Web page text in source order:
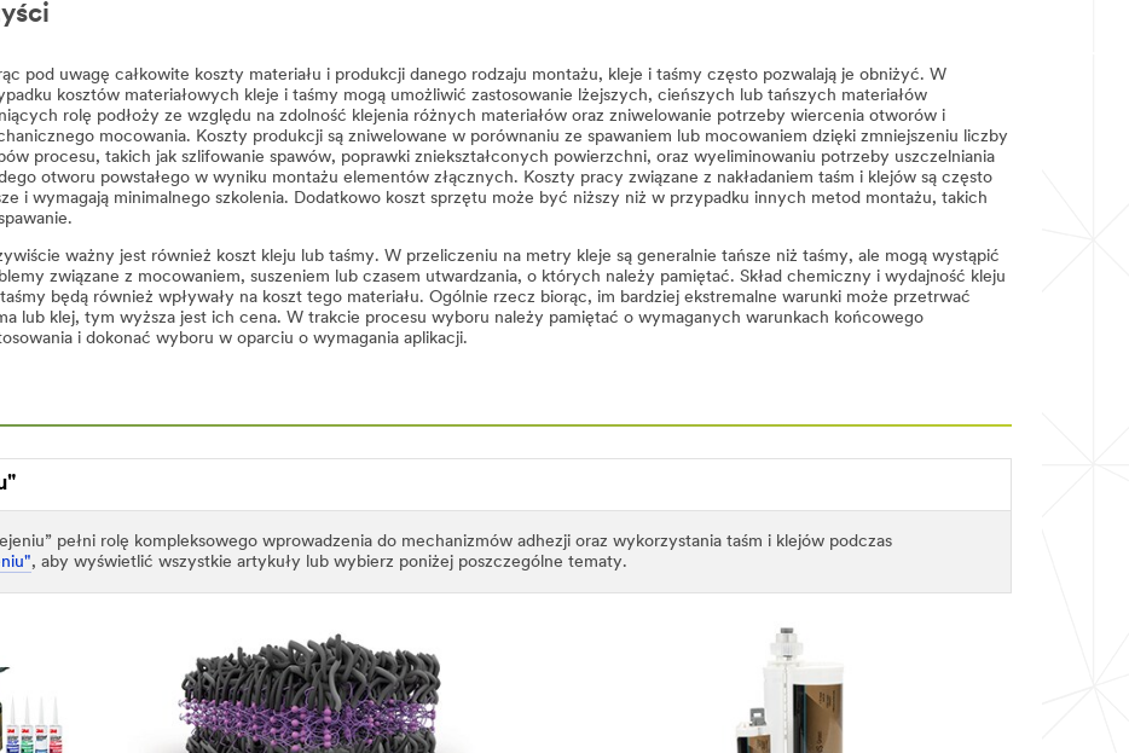
pod uwagę całkowite koszty materiału i produkcji danego rodzaju montażu, kleje i taśmy często pozwalają je obniżyć. W
kosztów materiałowych kleje i taśmy mogą umożliwić zastosowanie lżejszych, cieńszych lub tańszych materiałów
rolę podłoży ze względu na zdolność klejenia różnych materiałów oraz zniwelowanie potrzeby wiercenia otworów i
mocowania. Koszty produkcji są zniwelowane w porównaniu ze spawaniem lub mocowaniem dzięki zmniejszeniu liczby
procesu, takich jak szlifowanie spawów, poprawki zniekształconych powierzchni, oraz wyeliminowaniu potrzeby uszczelniania
otworu powstałego w wyniku montażu elementów złącznych. Koszty pracy związane z nakładaniem taśm i klejów są często
i wymagają minimalnego szkolenia. Dodatkowo koszt sprzętu może być niższy niż w przypadku innych metod montażu, takich
ważny jest również koszt kleju lub taśmy. W przeliczeniu na metry kleje są generalnie tańsze niż taśmy, ale mogą wystąpić
związane z mocowaniem, suszeniem lub czasem utwardzania, o których należy pamiętać. Skład chemiczny i wydajność kleju
będą również wpływały na koszt tego materiału. Ogólnie rzecz biorąc, im bardziej ekstremalne warunki może przetrwać
lub klej, tym wyższa jest ich cena. W trakcie procesu wyboru należy pamiętać o wymaganych warunkach końcowego
i dokonać wyboru w oparciu o wymagania aplikacji.
pełni rolę kompleksowego wprowadzenia do mechanizmów adhezji oraz wykorzystania taśm i klejów podczas
, aby wyświetlić wszystkie artykuły lub wybierz poniżej poszczególne tematy.